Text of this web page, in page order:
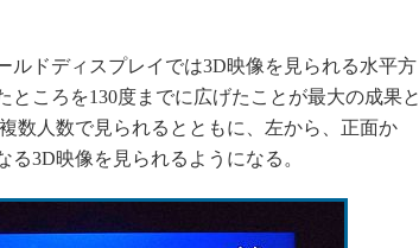
ドディスプレイでは3D映像を見られる水平方
ところを130度までに広げたことが最大の成果と
数人数で見られるとともに、左から、正面か
3D映像を見られるようになる。